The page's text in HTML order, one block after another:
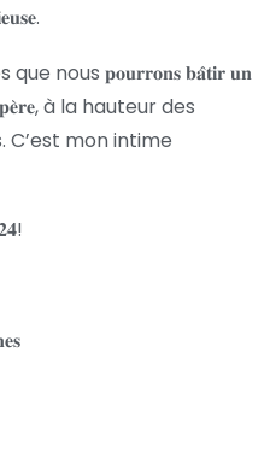
nous 𝐩𝐨𝐮𝐫𝐫𝐨𝐧𝐬 𝐛𝐚̂𝐭𝐢𝐫 𝐮𝐧
à la hauteur des
mon intime